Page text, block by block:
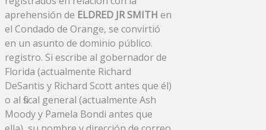
aprehensión de ELDRED JR SMITH en
el Condado de Orange, se convirtió
en un asunto de dominio público.
registro. Si escribe al gobernador de
Florida (actualmente Richard
DeSantis y Richard Scott antes que él)
o al fiscal general (actualmente Ash
Moody y Pamela Bondi antes que